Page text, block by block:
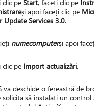
clic peStart, faceți clic pe
și apoi faceți clic pe
Update Services 3.0.
numecomputerși apoi
clic pe Import actualizări.
va deschide o fereastră de
solicita să instalați un control